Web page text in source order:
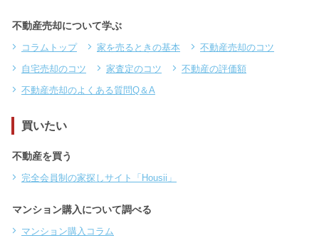
不動産売却について学ぶ
コラムトップ 家を売るときの基本
不動産売却のコツ
自宅売却のコツ
家査定のコツ
不動産の評価額
不動産売却のよくある質問Q＆A
買いたい
不動産を買う
完全会員制の家探しサイト「Housii」
マンション購入について調べる
マンション購入コラム